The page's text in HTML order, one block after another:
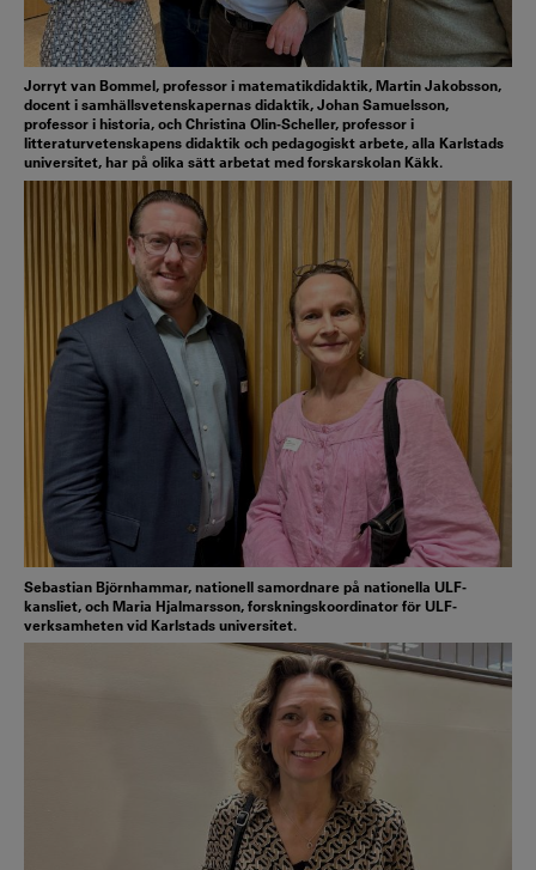
Jorryt van Bommel, professor i matematikdidaktik, Martin Jakobsson,
docent i samhällsvetenskapernas didaktik, Johan Samuelsson,
professor i historia, och Christina Olin-Scheller, professor i
litteraturvetenskapens didaktik och pedagogiskt arbete, alla Karlstads
universitet, har på olika sätt arbetat med forskarskolan Käkk.
Sebastian Björnhammar, nationell samordnare på nationella ULF-
kansliet, och Maria Hjalmarsson, forskningskoordinator för ULF-
verksamheten vid Karlstads universitet.